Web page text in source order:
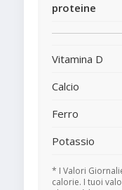
proteine
Vitamina D
Calcio
Ferro
Potassio
* I Valori
calorie. I tuoi